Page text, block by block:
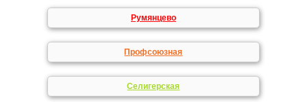
Румянцево
Профсоюзная
Селигерская